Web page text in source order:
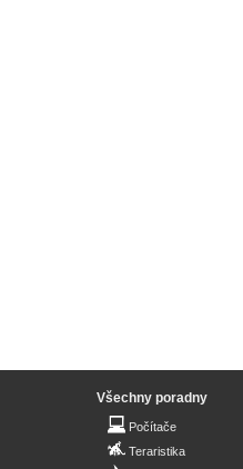
Všechny poradny
Počítače
Teraristika